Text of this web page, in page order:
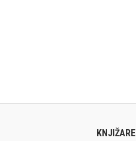
KNJIŽARE